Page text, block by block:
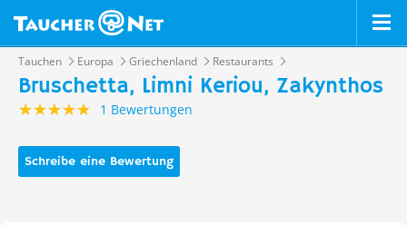
Tauchen Europa Griechenland Restaurants
Bruschetta, Limni Keriou, Zakynthos
1 Bewertungen
Schreibe eine Bewertung